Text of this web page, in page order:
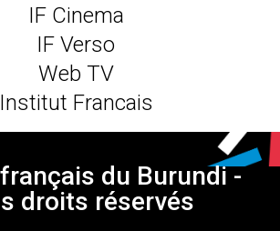
IF Cinema
IF Verso
Web TV
Institut Francais
du Burundi -
droits réservés